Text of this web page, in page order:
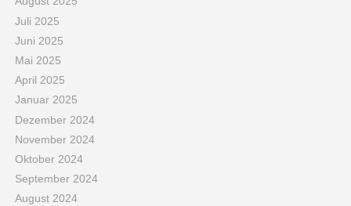
Juli 2025
Juni 2025
Mai 2025
April 2025
Januar 2025
Dezember 2024
November 2024
Oktober 2024
September 2024
August 2024